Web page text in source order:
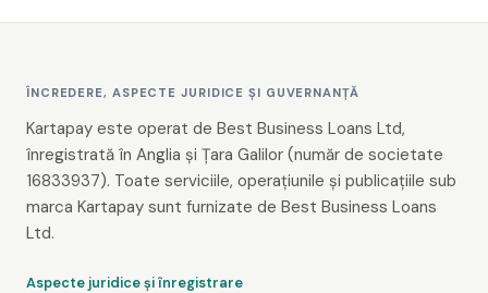
ÎNCREDERE, ASPECTE JURIDICE ȘI GUVERNANȚĂ
Kartapay este operat de Best Business Loans Ltd,
înregistrată în Anglia și Țara Galilor (număr de societate
16833937). Toate serviciile, operațiunile și publicațiile sub
marca Kartapay sunt furnizate de Best Business Loans
Ltd.
Aspecte juridice și înregistrare